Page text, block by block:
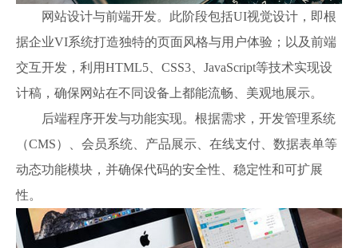
网站设计与前端开发。此阶段包括UI视觉设计，即根
据企业VI系统打造独特的页面风格与用户体验；以及前端
交互开发，利用HTML5、CSS3、JavaScript等技术实现设
计稿，确保网站在不同设备上都能流畅、美观地展示。
后端程序开发与功能实现。根据需求，开发管理系统
（CMS）、会员系统、产品展示、在线支付、数据表单等
动态功能模块，并确保代码的安全性、稳定性和可扩展
性。